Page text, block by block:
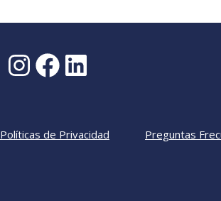
Políticas de Privacidad Preguntas